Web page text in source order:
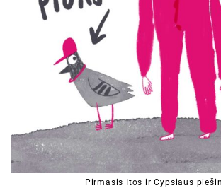
Pirmasis Itos ir Cypsiaus